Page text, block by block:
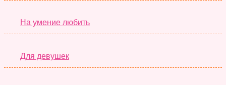
На умение любить
Для девушек